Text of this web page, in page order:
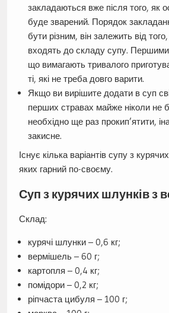
закладаються вже після того, як
буде зварений. Порядок
бути різним, він залежить від того,
входять до складу супу.
що вимагають тривалого
ті, які не треба довго варити.
Якщо ви вирішите додати в суп
перших стравах майже ніколи не
необхідно ще раз прокип’ятити,
закисне.
Існує кілька варіантів супу з
яких гарний по-своєму.
Суп з курячих шлунків з
Склад:
курячі шлунки – 0,6 кг;
вермішель – 60 г;
картопля – 0,4 кг;
помідори – 0,2 кг;
ріпчаста цибуля – 100 г;